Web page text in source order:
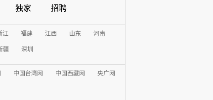
独家 招聘
江 福建 江西 山东 河南
疆 深圳
中国台湾网 中国西藏网 央广网